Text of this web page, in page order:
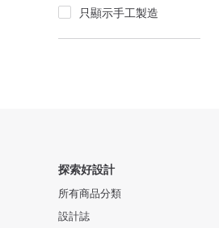
只顯示手工製造
探索好設計
所有商品分類
設計誌